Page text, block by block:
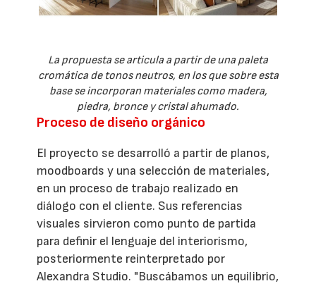
La propuesta se articula a partir de una paleta
cromática de tonos neutros, en los que sobre esta
base se incorporan materiales como madera,
piedra, bronce y cristal ahumado.
Proceso de diseño orgánico
El proyecto se desarrolló a partir de planos,
moodboards y una selección de materiales,
en un proceso de trabajo realizado en
diálogo con el cliente. Sus referencias
visuales sirvieron como punto de partida
para definir el lenguaje del interiorismo,
posteriormente reinterpretado por
Alexandra Studio. "Buscábamos un equilibrio,